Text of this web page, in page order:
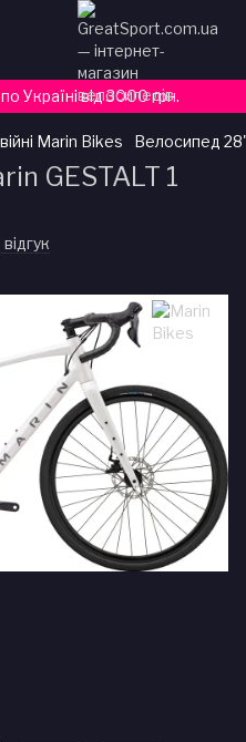
Україні від 3000 грн.
Marin Bikes Велосипед
GESTALT 1